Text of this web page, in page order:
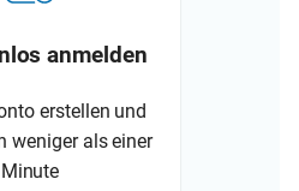
anmelden
erstellen und
weniger als einer
Minute